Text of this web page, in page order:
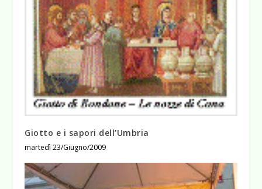
Giotto e i sapori dell’Umbria
martedì 23/Giugno/2009